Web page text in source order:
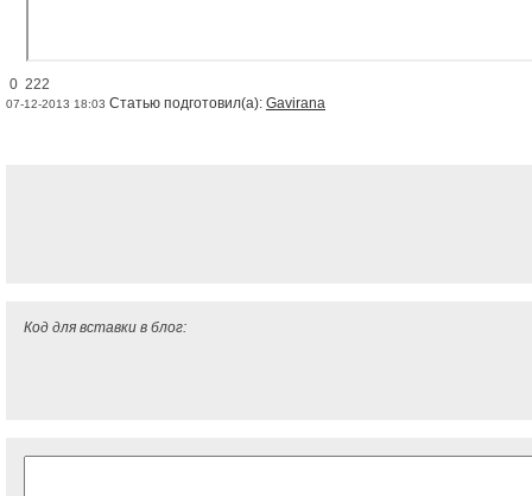
0 222
07-12-2013 18:03 Статью подготовил(а): Gavirana
Код для вставки в блог: